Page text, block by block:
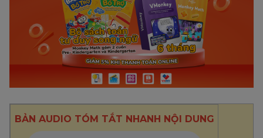
BẢN AUDIO TÓM TẮT NHANH NỘI DUNG